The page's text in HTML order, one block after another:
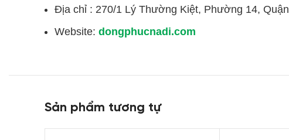
Địa chỉ : 270/1 Lý Thường Kiệt, Phường 14,
Website: dongphucnadi.com
Sản phẩm tương tự